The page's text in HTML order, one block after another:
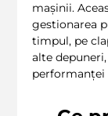
mașinii.
gestionarea
timpul, pe
alte